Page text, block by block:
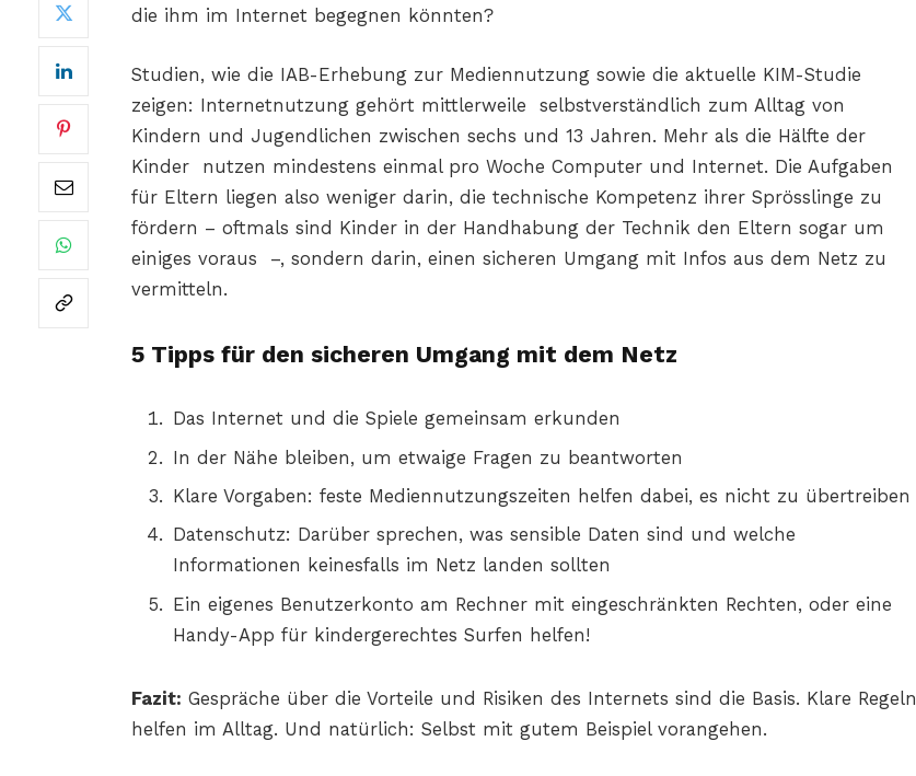
die ihm im Internet begegnen könnten?
Studien, wie die IAB-Erhebung zur Mediennutzung sowie die aktuelle KIM-Studie
zeigen: Internetnutzung gehört mittlerweile selbstverständlich zum Alltag von
Kindern und Jugendlichen zwischen sechs und 13 Jahren. Mehr als die Hälfte der
Kinder nutzen mindestens einmal pro Woche Computer und Internet. Die Aufgaben
für Eltern liegen also weniger darin, die technische Kompetenz ihrer Sprösslinge zu
fördern – oftmals sind Kinder in der Handhabung der Technik den Eltern sogar um
einiges voraus –, sondern darin, einen sicheren Umgang mit Infos aus dem Netz zu
vermitteln.
5 Tipps für den sicheren Umgang mit dem Netz
Das Internet und die Spiele gemeinsam erkunden
In der Nähe bleiben, um etwaige Fragen zu beantworten
Klare Vorgaben: feste Mediennutzungszeiten helfen dabei, es nicht zu übertreiben
Datenschutz: Darüber sprechen, was sensible Daten sind und welche
Informationen keinesfalls im Netz landen sollten
Ein eigenes Benutzerkonto am Rechner mit eingeschränkten Rechten, oder eine
Handy-App für kindergerechtes Surfen helfen!
Fazit: Gespräche über die Vorteile und Risiken des Internets sind die Basis. Klare Regeln
helfen im Alltag. Und natürlich: Selbst mit gutem Beispiel vorangehen.